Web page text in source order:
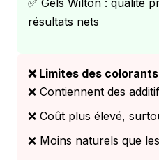
résultats nets
❌ Limites des
❌ Contiennent des
❌ Coût plus élevé,
❌ Moins naturels que